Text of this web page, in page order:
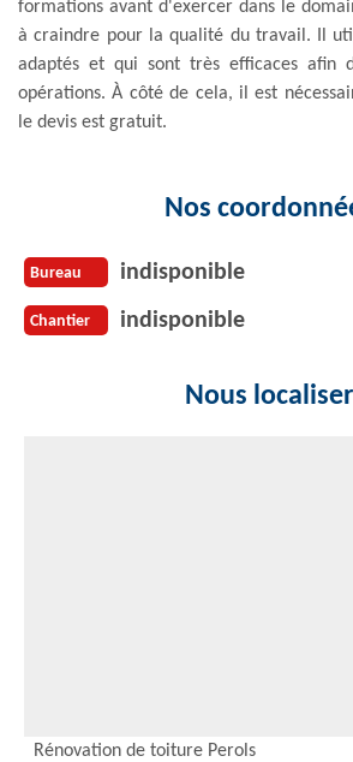
formations avant d'exercer dans le
à craindre pour la qualité du travail. Il
adaptés et qui sont très efficaces afin
opérations. À côté de cela, il est
le devis est gratuit.
Nos
Bureau indisponible
Chantier indisponible
Nous localiser
Rénovation de toiture Perols